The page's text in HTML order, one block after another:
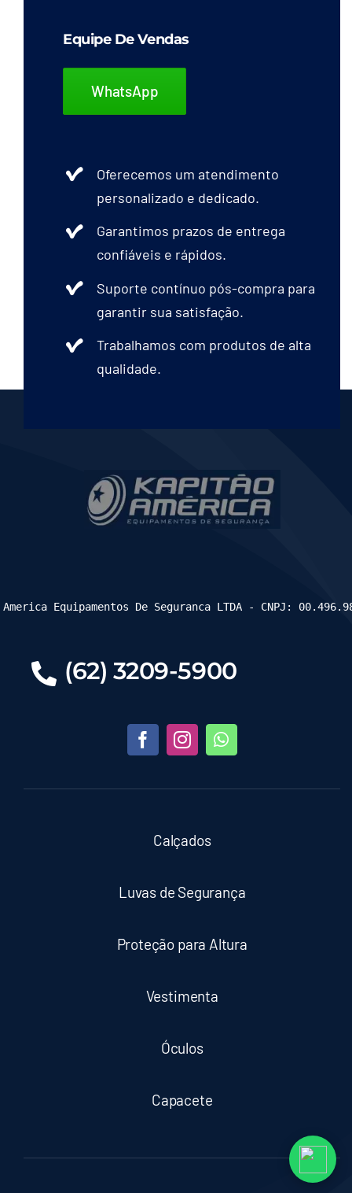
Equipe De Vendas
WhatsApp
Oferecemos um atendimento
personalizado e dedicado.
Garantimos prazos de entrega
confiáveis e rápidos.
Suporte contínuo pós-compra para
garantir sua satisfação.
Trabalhamos com produtos de alta
qualidade.
(62) 3209-5900
Calçados
Luvas de Segurança
Proteção para Altura
Vestimenta
Óculos
Capacete
Equipamentos De Seguranca LTDA - CNPJ: